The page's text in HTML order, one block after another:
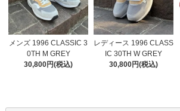
メンズ 1996 CLASSIC 3
0TH M GREY
30,800円(税込)
レディース 1996 CLASS
IC 30TH W GREY
30,800円(税込)